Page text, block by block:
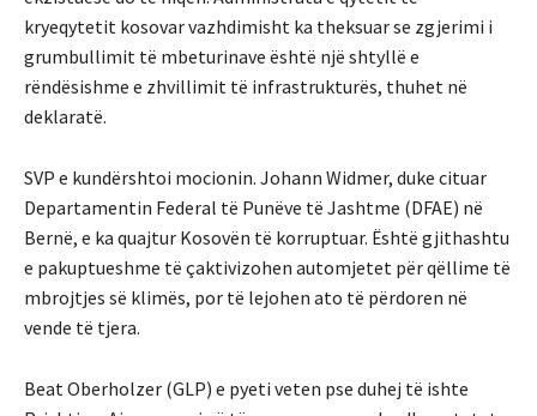
kryeqytetit kosovar vazhdimisht ka theksuar se zgjerimi i
grumbullimit të mbeturinave është një shtyllë e
rëndësishme e zhvillimit të infrastrukturës, thuhet në
deklaratë.
SVP e kundërshtoi mocionin. Johann Widmer, duke cituar
Departamentin Federal të Punëve të Jashtme (DFAE) në
Bernë, e ka quajtur Kosovën të korruptuar. Është gjithashtu
e pakuptueshme të çaktivizohen automjetet për qëllime të
mbrojtjes së klimës, por të lejohen ato të përdoren në
vende të tjera.
Beat Oberholzer (GLP) e pyeti veten pse duhej të ishte